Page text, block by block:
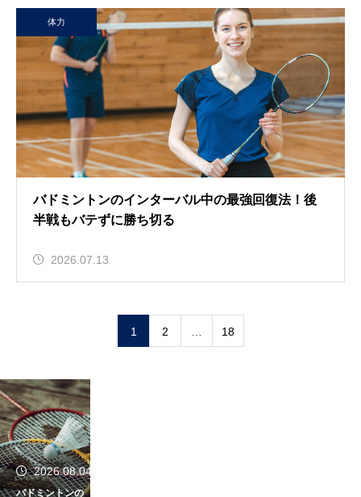
体力
バドミントンのインターバル中の最強回復法！後
半戦もバテずに勝ち切る
2026.07.13
1 2 18
2026.08.04
バドミントンの